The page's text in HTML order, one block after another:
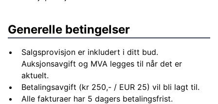
Generelle betingelser
Salgsprovisjon er inkludert i ditt bud.
Auksjonsavgift og MVA legges til når det er
aktuelt.
Betalingsavgift (kr 250,- / EUR 25) vil bli lagt til.
Alle fakturaer har 5 dagers betalingsfrist.